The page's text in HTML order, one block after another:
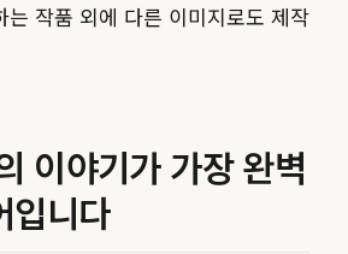
는 작품 외에 다른 이미지로도 제작
이야기가 가장 완벽
입니다